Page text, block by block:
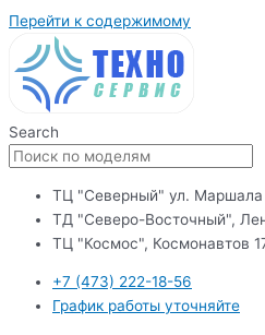
Перейти к содержимому
Search
ТЦ "Северный" ул. Маршала
ТД "Северо-Восточный",
ТЦ "Космос", Космонавтов
+7 (473) 222-18-56
График работы уточняйте